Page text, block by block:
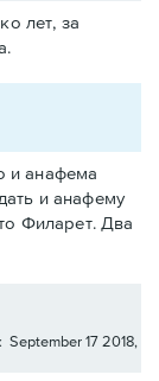
лет, за
и анафема
и анафему
Филарет. Два
September 17 2018,